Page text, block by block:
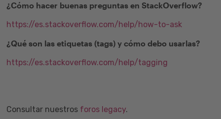
¿Cómo hacer buenas preguntas en StackOverflow?
https://es.stackoverflow.com/help/how-to-ask
¿Qué son las etiquetas (tags) y cómo debo usarlas?
https://es.stackoverflow.com/help/tagging
Consultar nuestros foros legacy.